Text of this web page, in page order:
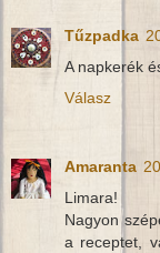
Tűzpadka
A napkerék
Válasz
Amaranta
Limara!
Nagyon
a receptet,